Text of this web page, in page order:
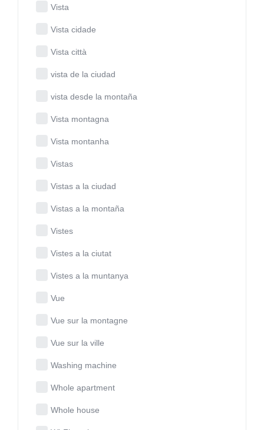
Vista
Vista cidade
Vista città
vista de la ciudad
vista desde la montaña
Vista montagna
Vista montanha
Vistas
Vistas a la ciudad
Vistas a la montaña
Vistes
Vistes a la ciutat
Vistes a la muntanya
Vue
Vue sur la montagne
Vue sur la ville
Washing machine
Whole apartment
Whole house